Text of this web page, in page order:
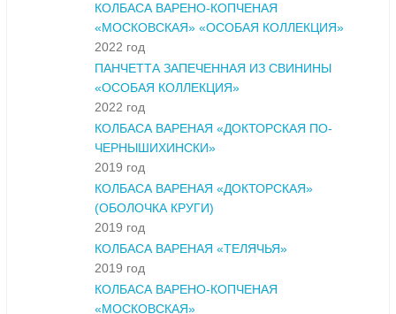
КОЛБАСА ВАРЕНО-КОПЧЕНАЯ
«МОСКОВСКАЯ» «ОСОБАЯ КОЛЛЕКЦИЯ»
2022 год
ПАНЧЕТТА ЗАПЕЧЕННАЯ ИЗ СВИНИНЫ
«ОСОБАЯ КОЛЛЕКЦИЯ»
2022 год
КОЛБАСА ВАРЕНАЯ «ДОКТОРСКАЯ ПО-
ЧЕРНЫШИХИНСКИ»
2019 год
КОЛБАСА ВАРЕНАЯ «ДОКТОРСКАЯ»
(ОБОЛОЧКА КРУГИ)
2019 год
КОЛБАСА ВАРЕНАЯ «ТЕЛЯЧЬЯ»
2019 год
КОЛБАСА ВАРЕНО-КОПЧЕНАЯ
«МОСКОВСКАЯ»